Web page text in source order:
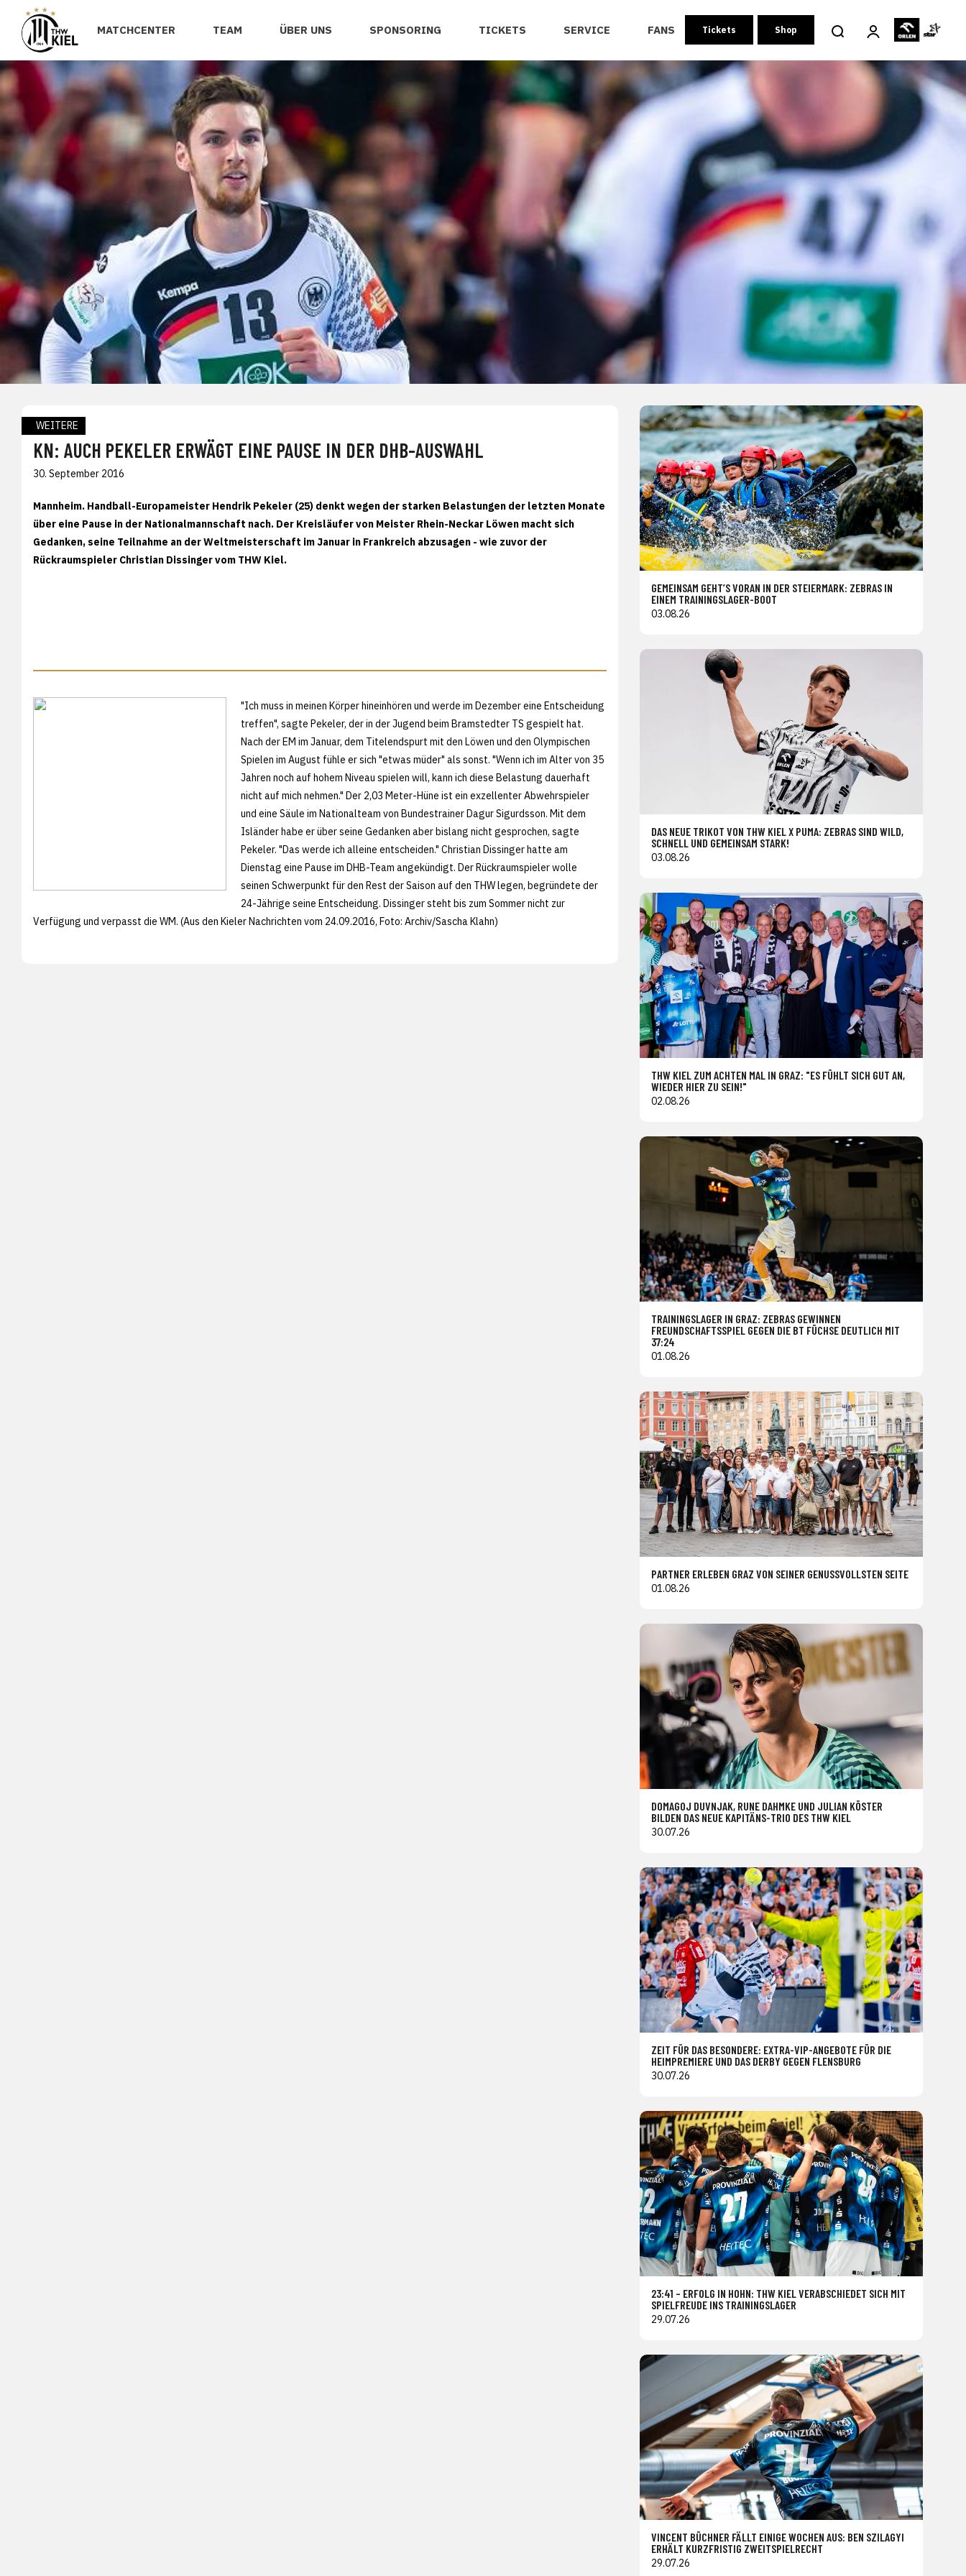
MATCHCENTER TEAM ÜBER UNS SPONSORING TICKETS SERVICE FANS Tickets Shop
WEITERE
KN: AUCH PEKELER ERWÄGT EINE PAUSE IN DER DHB-AUSWAHL
30. September 2016
Mannheim. Handball-Europameister Hendrik Pekeler (25) denkt wegen der starken Belastungen der letzten Monate
über eine Pause in der Nationalmannschaft nach. Der Kreisläufer von Meister Rhein-Neckar Löwen macht sich
Gedanken, seine Teilnahme an der Weltmeisterschaft im Januar in Frankreich abzusagen - wie zuvor der
Rückraumspieler Christian Dissinger vom THW Kiel.
"Ich muss in meinen Körper hineinhören und werde im Dezember eine Entscheidung
treffen", sagte Pekeler, der in der Jugend beim Bramstedter TS gespielt hat.
Nach der EM im Januar, dem Titelendspurt mit den Löwen und den Olympischen
Spielen im August fühle er sich "etwas müder" als sonst. "Wenn ich im Alter von 35
Jahren noch auf hohem Niveau spielen will, kann ich diese Belastung dauerhaft
nicht auf mich nehmen." Der 2,03 Meter-Hüne ist ein exzellenter Abwehrspieler
und eine Säule im Nationalteam von Bundestrainer Dagur Sigurdsson. Mit dem
Isländer habe er über seine Gedanken aber bislang nicht gesprochen, sagte
Pekeler. "Das werde ich alleine entscheiden." Christian Dissinger hatte am
Dienstag eine Pause im DHB-Team angekündigt. Der Rückraumspieler wolle
seinen Schwerpunkt für den Rest der Saison auf den THW legen, begründete der
24-Jährige seine Entscheidung. Dissinger steht bis zum Sommer nicht zur
Verfügung und verpasst die WM. (Aus den Kieler Nachrichten vom 24.09.2016, Foto: Archiv/Sascha Klahn)
GEMEINSAM GEHT’S VORAN IN DER STEIERMARK: ZEBRAS IN
EINEM TRAININGSLAGER-BOOT
03.08.26
DAS NEUE TRIKOT VON THW KIEL X PUMA: ZEBRAS SIND WILD,
SCHNELL UND GEMEINSAM STARK!
03.08.26
THW KIEL ZUM ACHTEN MAL IN GRAZ: "ES FÜHLT SICH GUT AN,
WIEDER HIER ZU SEIN!"
02.08.26
TRAININGSLAGER IN GRAZ: ZEBRAS GEWINNEN
FREUNDSCHAFTSSPIEL GEGEN DIE BT FÜCHSE DEUTLICH MIT
37:24
01.08.26
PARTNER ERLEBEN GRAZ VON SEINER GENUSSVOLLSTEN SEITE
01.08.26
DOMAGOJ DUVNJAK, RUNE DAHMKE UND JULIAN KÖSTER
BILDEN DAS NEUE KAPITÄNS-TRIO DES THW KIEL
30.07.26
ZEIT FÜR DAS BESONDERE: EXTRA-VIP-ANGEBOTE FÜR DIE
HEIMPREMIERE UND DAS DERBY GEGEN FLENSBURG
30.07.26
23:41 – ERFOLG IN HOHN: THW KIEL VERABSCHIEDET SICH MIT
SPIELFREUDE INS TRAININGSLAGER
29.07.26
VINCENT BÜCHNER FÄLLT EINIGE WOCHEN AUS: BEN SZILAGYI
ERHÄLT KURZFRISTIG ZWEITSPIELRECHT
29.07.26